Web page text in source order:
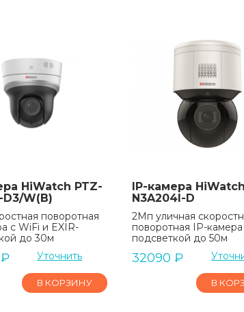
HiWatch PTZ-
D3/W(B)
поворотная
c WiFi и EXIR-
до 30м
₽ Уточнить
В КОРЗИНУ
IP-камера
N3A204I-D
2Мп уличная
поворотная IP-
подсветкой до 50м
32090 ₽
В